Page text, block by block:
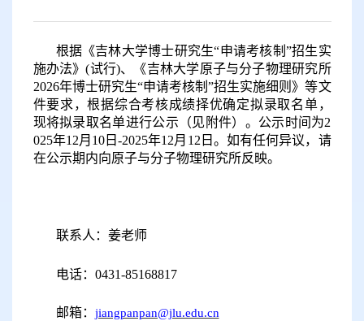
根据《吉林大学博士研究生“申请考核制”招生实
施办法》(试行)、《吉林大学原子与分子物理研究所
2026年博士研究生“申请考核制”招生实施细则》等文
件要求，根据综合考核成绩择优确定拟录取名单，
现将拟录取名单进行公示（见附件）。公示时间为2
025年12月 10日-2025年12月 12 日。如有任何异议，请
在公示期内向原子与分子物理研究所反映。
联系人：姜老师
电话： 0431-85168817
邮箱： jiangpanpan@jlu.edu.cn